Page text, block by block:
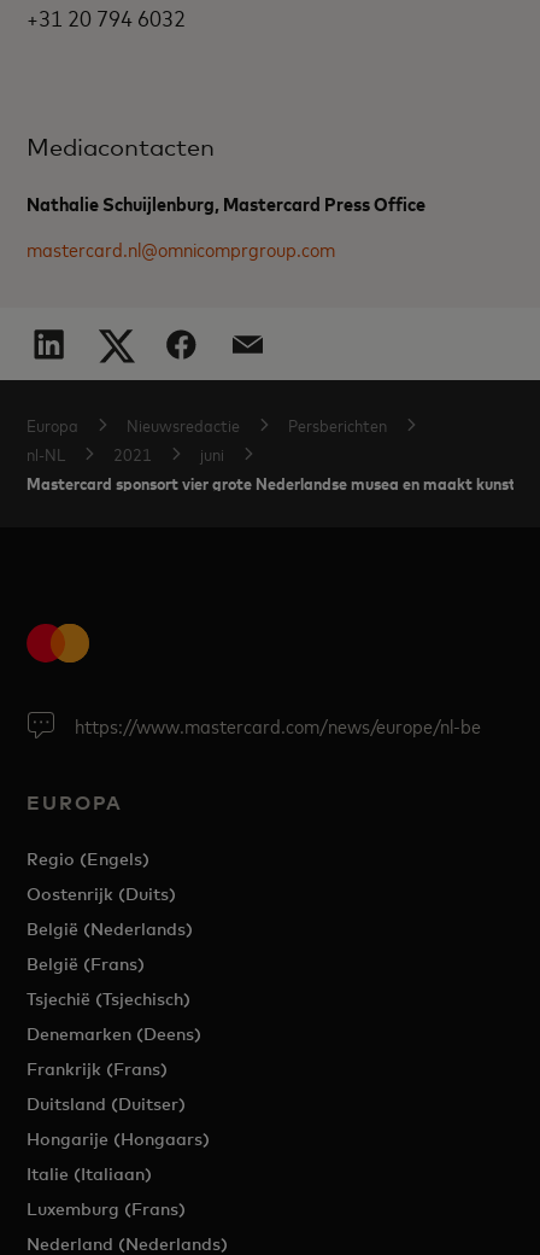
+31 20 794 6032
Mediacontacten
Nathalie Schuijlenburg, Mastercard Press Office
mastercard.nl@omnicomprgroup.com
Europa Nieuwsredactie
Persberichten
nl-NL
2021 juni
Mastercard sponsort vier grote Nederlandse musea en maakt kunst
https://www.mastercard.com/news/europe/nl-be
EUROPA
Regio (Engels)
Oostenrijk (Duits)
België (Nederlands)
België (Frans)
Tsjechië (Tsjechisch)
Denemarken (Deens)
Frankrijk (Frans)
Duitsland (Duitser)
Hongarije (Hongaars)
Italie (Italiaan)
Luxemburg (Frans)
Nederland (Nederlands)